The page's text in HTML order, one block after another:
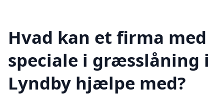
Hvad kan et firma med
speciale i græsslåning i
Lyndby hjælpe med?